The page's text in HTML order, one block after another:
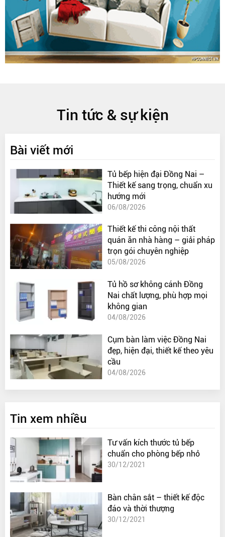
Tin tức & sự kiện
Bài viết mới
Tủ bếp hiện đại Đồng Nai –
Thiết kế sang trọng, chuẩn xu
hướng mới
06/08/2026
Thiết kế thi công nội thất
quán ăn nhà hàng – giải pháp
trọn gói chuyên nghiệp
05/08/2026
Tủ hồ sơ không cánh Đồng
Nai chất lượng, phù hợp mọi
không gian
04/08/2026
Cụm bàn làm việc Đồng Nai
đẹp, hiện đại, thiết kế theo yêu
cầu
04/08/2026
Tin xem nhiều
Tư vấn kích thước tủ bếp
chuẩn cho phòng bếp nhỏ
30/12/2021
Bàn chân sắt – thiết kế độc
đáo và thời thượng
30/12/2021